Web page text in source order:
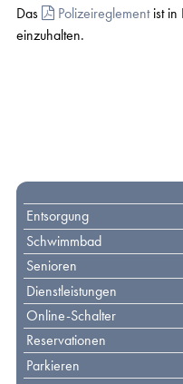
Das Polizeireglementist in
einzuhalten.
Toplinks
Entsorgung
Schwimmbad
Senioren
Dienstleistungen
Online-Schalter
Reservationen
Parkieren